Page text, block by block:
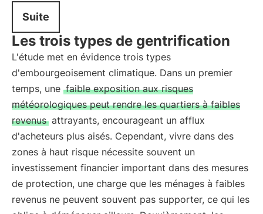
Suite
Les trois types de gentrification
L'étude met en évidence trois types
d'embourgeoisement climatique. Dans un premier
temps, une faible exposition aux risques
météorologiques peut rendre les quartiers à faibles
revenus attrayants, encourageant un afflux
d'acheteurs plus aisés. Cependant, vivre dans des
zones à haut risque nécessite souvent un
investissement financier important dans des mesures
de protection, une charge que les ménages à faibles
revenus ne peuvent souvent pas supporter, ce qui les